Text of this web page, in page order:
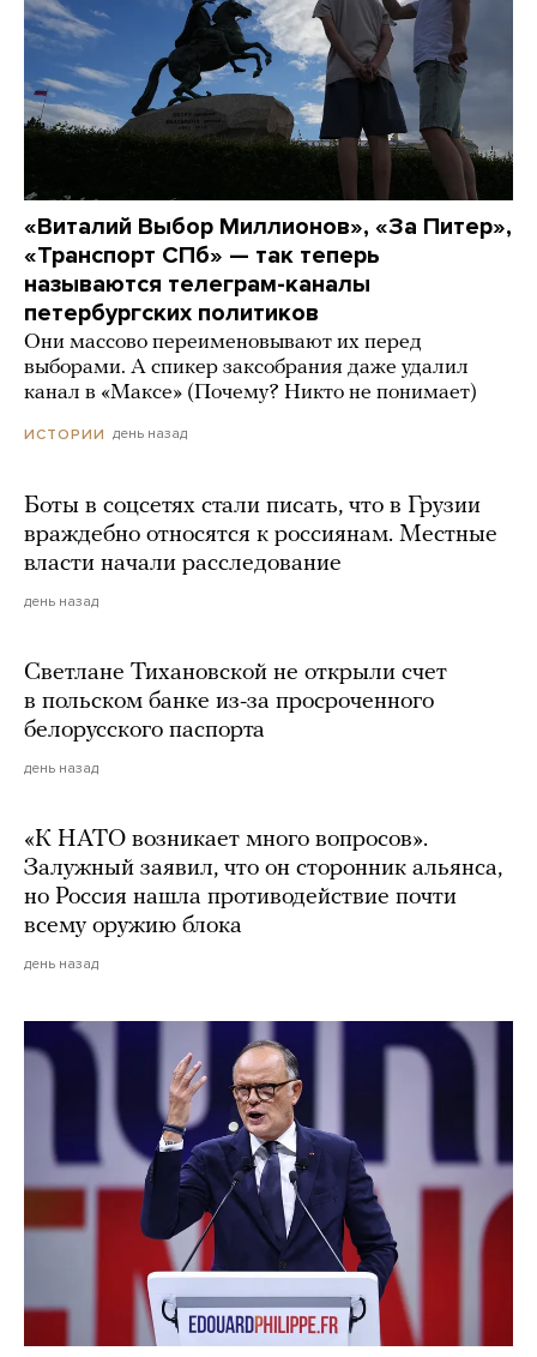
«Виталий Выбор Миллионов», «За Питер»,
«Транспорт СПб» — так теперь
называются телеграм-каналы
петербургских политиков
Они массово переименовывают их перед
выборами. А спикер заксобрания даже удалил
канал в «Максе» (Почему? Никто не понимает)
ИСТОРИИ день назад
Боты в соцсетях стали писать, что в Грузии
враждебно относятся к россиянам. Местные
власти начали расследование
день назад
Светлане Тихановской не открыли счет
в польском банке из-за просроченного
белорусского паспорта
день назад
«К НАТО возникает много вопросов».
Залужный заявил, что он сторонник альянса,
но Россия нашла противодействие почти
всему оружию блока
день назад